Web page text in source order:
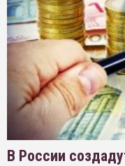
В России